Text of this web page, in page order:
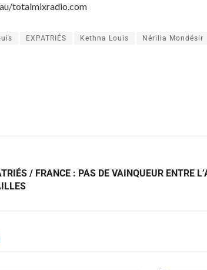
totalmixradio.com
EXPATRIÉS Kethna Louis Nérilia Mondésir
/ FRANCE : PAS DE VAINQUEUR ENTRE